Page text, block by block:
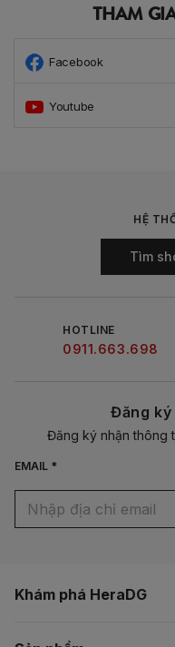
THAM
Facebook
Youtube
Khám phá HeraDG
HỆ
Tìm
HOTLINE
0911.663.698
Đăng ký
Đăng ký nhận thông
EMAIL *